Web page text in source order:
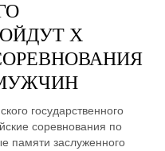
Х
государственного
соревнования по
памяти заслуженного